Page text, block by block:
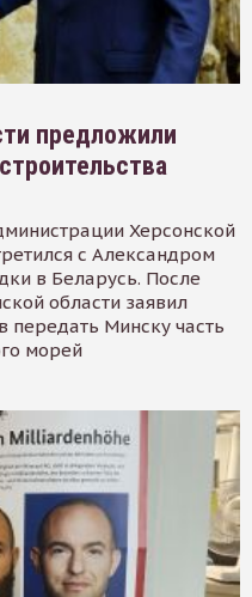
предложили
Херсонской
с Александром
в Беларусь. После
области заявил
передать Минску часть
морей